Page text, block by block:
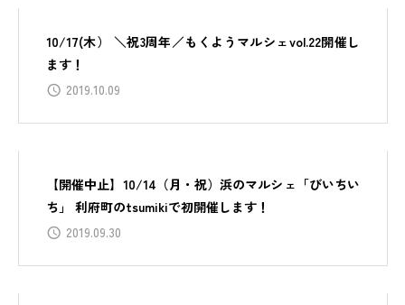
10/17(木） ＼祝3周年／もくようマルシェvol.22開催し
ます！
2019.10.09
【開催中止】10/14（月・祝）浜のマルシェ「びいちい
ち」 利府町のtsumikiで初開催します！
2019.09.30